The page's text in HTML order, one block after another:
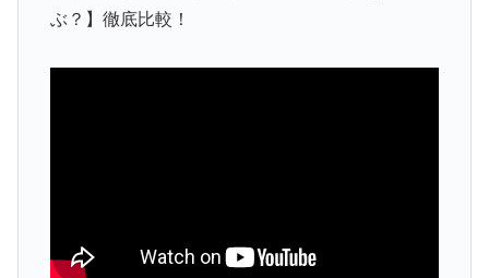
ぶ？】徹底比較！